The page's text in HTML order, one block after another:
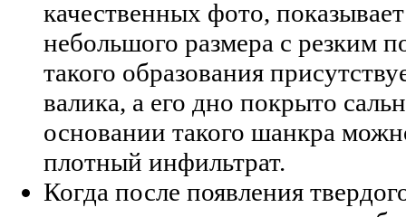
качественных фото,
небольшого размера с резким
такого образования
валика, а его дно покрыто
основании такого шанкра
плотный инфильтрат.
Когда после появления